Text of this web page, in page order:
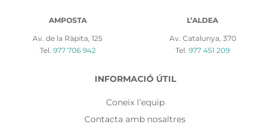
AMPOSTA
Av. de la Ràpita, 125
Tel. 977 706 942
L’ALDEA
Av. Catalunya, 370
Tel. 977 451 209
INFORMACIÓ ÚTIL
Coneix l’equip
Contacta amb nosaltres